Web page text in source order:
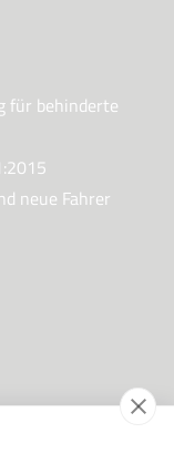
für behinderte
neue Fahrer